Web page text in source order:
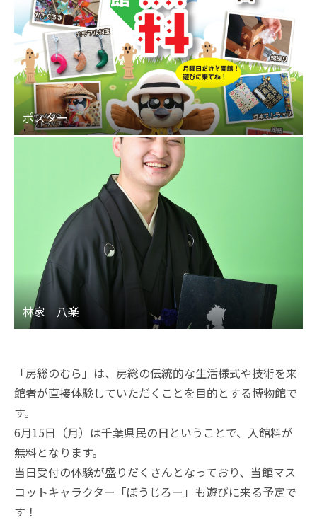
「房総のむら」は、房総の伝統的な生活様式や技術を来
館者が直接体験していただくことを目的とする博物館で
す。
6月15日（月）は千葉県民の日ということで、入館料が
無料となります。
当日受付の体験が盛りだくさんとなっており、当館マス
コットキャラクター「ぼうじろー」も遊びに来る予定で
す！